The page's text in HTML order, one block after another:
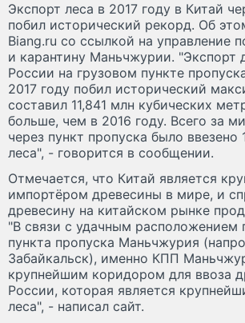
Экспорт леса в 2017 году в Китай
побил исторический рекорд. Об
Biang.ru со ссылкой на управление
и карантину Маньчжурии. "Экспорт
России на грузовом пункте
2017 году побил исторический
составил 11,841 млн кубических
больше, чем в 2016 году. Всего за
через пункт пропуска было ввезено
леса", - говорится в сообщении.
Отмечается, что Китай является
импортёром древесины в мире, и
древесину на китайском рынке
"В связи с удачным расположением
пункта пропуска Маньчжурия
Забайкальск), именно КПП
крупнейшим коридором для ввоза
России, которая является
леса", - написал сайт.